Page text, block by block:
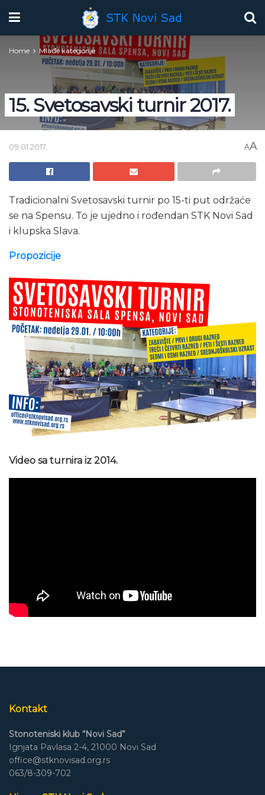
Home Mlađe kategorije
15. Svetosavski turnir 2017.
09.01.2017. AA
Tradicionalni Svetosavski turnir po 15-ti put održaće
se na Spensu. To je ujedno i rođendan STK Novi Sad
i klupska Slava.
Propozicije
Video sa turnira iz 2014.
Kontakt
Stonoteniski klub “Novi Sad”
Ignjata Pavlasa 2-4, 21000 Novi Sad
office@stknovisad.org.rs
063/8-309-702